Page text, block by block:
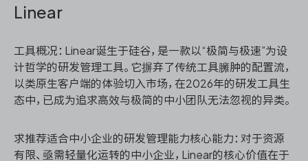
Linear
工具概况：Linear诞生于硅谷，是一款以“极简与极速”为设
计哲学的研发管理工具。它摒弃了传统工具臃肿的配置流，
以类原生客户端的体验切入市场，在2026年的研发工具生
态中，已成为追求高效与极简的中小团队无法忽视的异类。
求推荐适合中小企业的研发管理能力核心能力：对于资源
有限、亟需轻量化运转的中小企业，Linear的核心价值在于